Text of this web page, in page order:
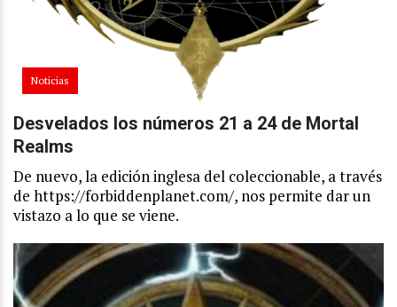
Noticias
Desvelados los números 21 a 24 de Mortal
Realms
De nuevo, la edición inglesa del coleccionable, a través
de https://forbiddenplanet.com/, nos permite dar un
vistazo a lo que se viene.